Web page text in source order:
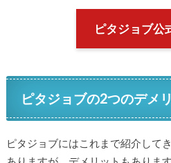
ピタジョブ公
ピタジョブの2つのデメ
ピタジョブにはこれまで紹介して